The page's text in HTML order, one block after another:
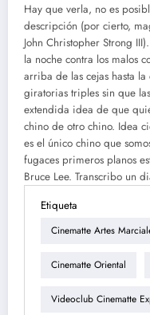
Hay que verla, no es
descripción (por cierto,
John Christopher Strong
la noche contra los malos
arriba de las cejas hasta
giratorias triples sin que
extendida idea de que
chino de otro chino. Idea
es el único chino que
fugaces primeros planos
Bruce Lee. Transcribo un
Etiqueta
Cinematte Artes
Cinematte Oriental
Videoclub Cinematte